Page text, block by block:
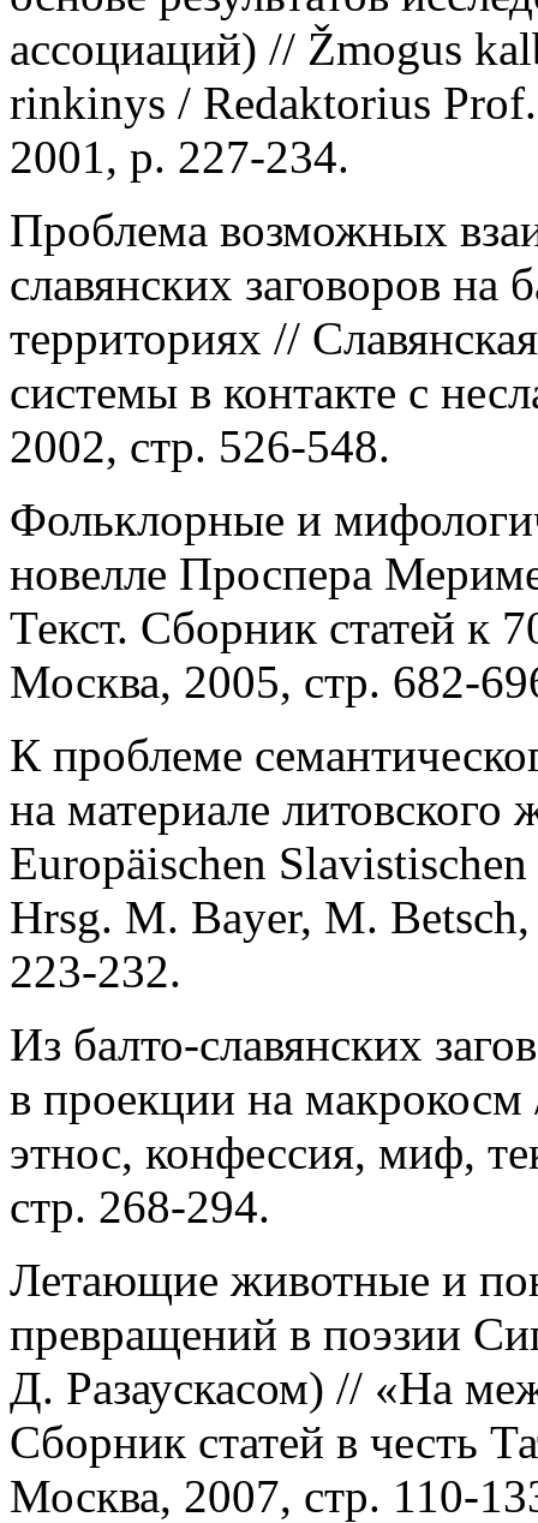
ассоциаций) // Žmogus
rinkinys / Redaktorius
2001, p. 227-234.
Проблема возможных
славянских заговоров на
территориях //
системы в контакте с
2002, стр. 526-548.
Фольклорные и
новелле Проспера
Текст. Сборник статей к
Москва, 2005, стр. 682-
К проблеме
на материале литовского
Europäischen
Hrsg. M. Bayer, M.
223-232.
Из балто-славянских
в проекции на макрокосм
этнос, конфессия, миф,
стр. 268-294.
Летающие животные и
превращений в поэзии
Д. Разаускасом) // «На
Сборник статей в честь
Москва, 2007, стр. 110-